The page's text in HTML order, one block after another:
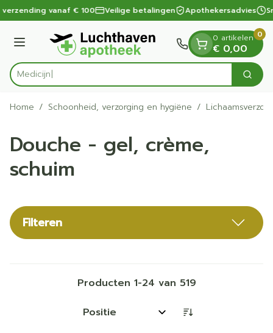
Ga naar de inhoud
1 van 1vanaf € 100 Veilige betalingen Apothekersadvies
Menu
Product, merk, categorie... Zoek
0 artikelen
€ 0,00
0
Home / Schoonheid, verzorging en hygiëne /
Douche - gel, crème,
schuim
Filteren
Producten 1-24 van 519
Sorteer op: